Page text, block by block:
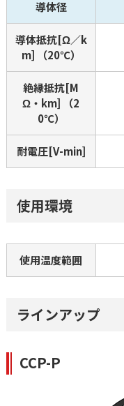
導体径
導体抵抗[Ω／k
m] （20℃）
絶縁抵抗[M
Ω・km] （2
0℃）
耐電圧[V-min]
使用環境
使用温度範囲
ラインアップ
CCP-P